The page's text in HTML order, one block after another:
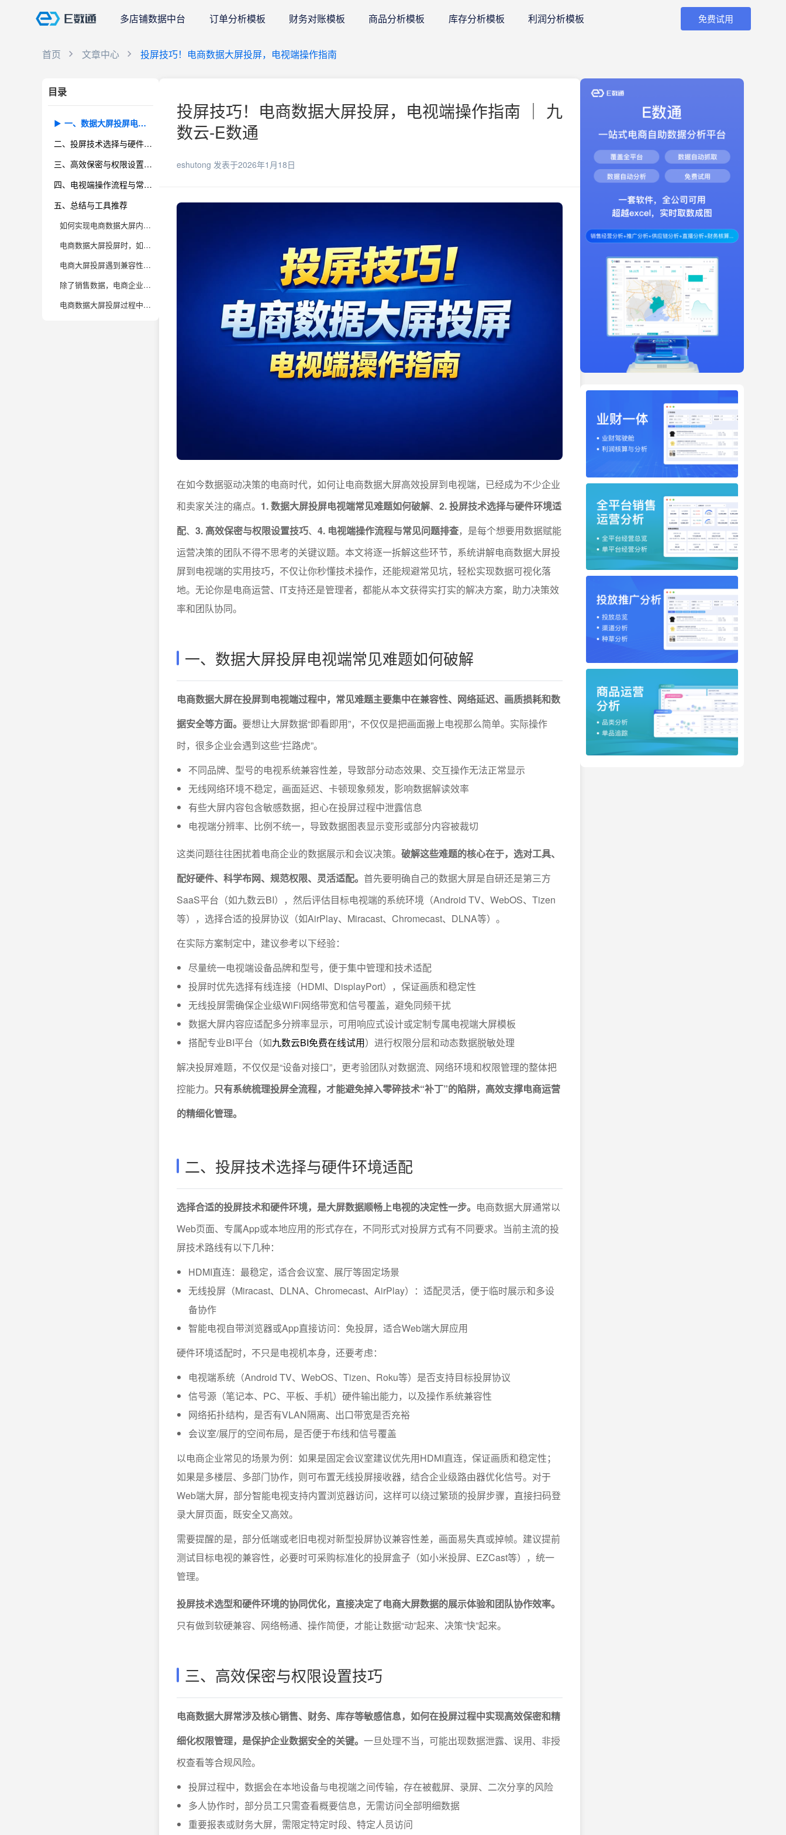
多店铺数据中台 订单分析模板 财务对账模板 商品分析模板 库存分析模板 利润分析模板 免费试用
首页 文章中心 投屏技巧！电商数据大屏投屏，电视端操作指南
目录
一、数据大屏投屏电视端常见难题如何破解
二、投屏技术选择与硬件环境适配
三、高效保密与权限设置技巧
四、电视端操作流程与常见问题排查
五、总结与工具推荐
如何实现电商数据大屏内容在电视端高效投屏？
电商数据大屏投屏时，如何保证画面清晰度和实时性？
电商大屏投屏遇到兼容性和安全性问题时，有哪些实用解决方案？
除了销售数据，电商企业大屏还可以展示哪些关键业务指标？
电商数据大屏投屏过程中，如何进行异常处理和应急响应？
投屏技巧！电商数据大屏投屏，电视端操作指南 ｜ 九
数云-E数通
eshutong 发表于2026年1月18日
在如今数据驱动决策的电商时代，如何让电商数据大屏高效投屏到电视端，已经成为不少企业
和卖家关注的痛点。 1. 数据大屏投屏电视端常见难题如何破解、 2. 投屏技术选择与硬件环境适
配、 3. 高效保密与权限设置技巧、 4. 电视端操作流程与常见问题排查，是每个想要用数据赋能
运营决策的团队不得不思考的关键议题。本文将逐一拆解这些环节，系统讲解电商数据大屏投
屏到电视端的实用技巧，不仅让你秒懂技术操作，还能规避常见坑，轻松实现数据可视化落
地。无论你是电商运营、IT支持还是管理者，都能从本文获得实打实的解决方案，助力决策效
率和团队协同。
一、数据大屏投屏电视端常见难题如何破解
电商数据大屏在投屏到电视端过程中，常见难题主要集中在兼容性、网络延迟、画质损耗和数
据安全等方面。 要想让大屏数据“即看即用”，不仅仅是把画面搬上电视那么简单。实际操作
时，很多企业会遇到这些“拦路虎”。
不同品牌、型号的电视系统兼容性差，导致部分动态效果、交互操作无法正常显示
无线网络环境不稳定，画面延迟、卡顿现象频发，影响数据解读效率
有些大屏内容包含敏感数据，担心在投屏过程中泄露信息
电视端分辨率、比例不统一，导致数据图表显示变形或部分内容被裁切
这类问题往往困扰着电商企业的数据展示和会议决策。 破解这些难题的核心在于，选对工具、
配好硬件、科学布网、规范权限、灵活适配。 首先要明确自己的数据大屏是自研还是第三方
SaaS平台（如九数云BI），然后评估目标电视端的系统环境（Android TV、WebOS、Tizen
等），选择合适的投屏协议（如AirPlay、Miracast、Chromecast、DLNA等）。
在实际方案制定中，建议参考以下经验：
尽量统一电视端设备品牌和型号，便于集中管理和技术适配
投屏时优先选择有线连接（HDMI、DisplayPort），保证画质和稳定性
无线投屏需确保企业级WiFi网络带宽和信号覆盖，避免同频干扰
数据大屏内容应适配多分辨率显示，可用响应式设计或定制专属电视端大屏模板
搭配专业BI平台（如九数云BI免费在线试用）进行权限分层和动态数据脱敏处理
解决投屏难题，不仅仅是“设备对接口”，更考验团队对数据流、网络环境和权限管理的整体把
控能力。 只有系统梳理投屏全流程，才能避免掉入零碎技术“补丁”的陷阱，高效支撑电商运营
的精细化管理。
二、投屏技术选择与硬件环境适配
选择合适的投屏技术和硬件环境，是大屏数据顺畅上电视的决定性一步。 电商数据大屏通常以
Web页面、专属App或本地应用的形式存在，不同形式对投屏方式有不同要求。当前主流的投
屏技术路线有以下几种：
HDMI直连：最稳定，适合会议室、展厅等固定场景
无线投屏（Miracast、DLNA、Chromecast、AirPlay）：适配灵活，便于临时展示和多设
备协作
智能电视自带浏览器或App直接访问：免投屏，适合Web端大屏应用
硬件环境适配时，不只是电视机本身，还要考虑：
电视端系统（Android TV、WebOS、Tizen、Roku等）是否支持目标投屏协议
信号源（笔记本、PC、平板、手机）硬件输出能力，以及操作系统兼容性
网络拓扑结构，是否有VLAN隔离、出口带宽是否充裕
会议室/展厅的空间布局，是否便于布线和信号覆盖
以电商企业常见的场景为例：如果是固定会议室建议优先用HDMI直连，保证画质和稳定性；
如果是多楼层、多部门协作，则可布置无线投屏接收器，结合企业级路由器优化信号。对于
Web端大屏，部分智能电视支持内置浏览器访问，这样可以绕过繁琐的投屏步骤，直接扫码登
录大屏页面，既安全又高效。
需要提醒的是，部分低端或老旧电视对新型投屏协议兼容性差，画面易失真或掉帧。建议提前
测试目标电视的兼容性，必要时可采购标准化的投屏盒子（如小米投屏、EZCast等），统一
管理。
投屏技术选型和硬件环境的协同优化，直接决定了电商大屏数据的展示体验和团队协作效率。
只有做到软硬兼容、网络畅通、操作简便，才能让数据“动”起来、决策“快”起来。
三、高效保密与权限设置技巧
电商数据大屏常涉及核心销售、财务、库存等敏感信息，如何在投屏过程中实现高效保密和精
细化权限管理，是保护企业数据安全的关键。 一旦处理不当，可能出现数据泄露、误用、非授
权查看等合规风险。
投屏过程中，数据会在本地设备与电视端之间传输，存在被截屏、录屏、二次分享的风险
多人协作时，部分员工只需查看概要信息，无需访问全部明细数据
重要报表或财务大屏，需限定特定时段、特定人员访问